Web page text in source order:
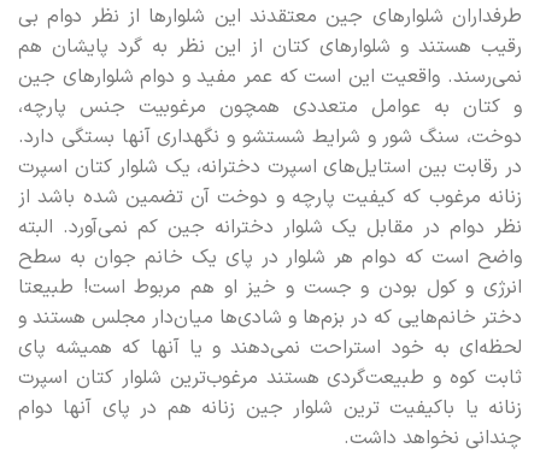
طرفداران شلوارهای جین معتقدند این شلوارها از نظر دوام بی‌
رقیب هستند و شلوارهای کتان از این نظر به گرد پایشان هم
نمی‌رسند. واقعیت این است که عمر مفید و دوام شلوارهای جین
و کتان به عوامل متعددی همچون مرغوبیت جنس پارچه،
دوخت، سنگ شور و شرایط شستشو و نگهداری آنها بستگی دارد.
در رقابت بین استایل‌های اسپرت دخترانه، یک شلوار کتان اسپرت
زنانه مرغوب که کیفیت پارچه و دوخت آن تضمین شده باشد از
نظر دوام در مقابل یک شلوار دخترانه جین کم نمی‌آورد. البته
واضح است که دوام هر شلوار در پای یک خانم جوان به سطح
انرژی و کول بودن و جست و خیز او هم مربوط است! طبیعتا
دختر خانم‌هایی که در بزم‌ها و شادی‌ها میان‌دار مجلس هستند و
لحظه‌ای به خود استراحت نمی‌دهند و یا آنها که همیشه پای
ثابت کوه و طبیعت‌گردی هستند مرغوب‌ترین شلوار کتان اسپرت
زنانه یا باکیفیت ترین شلوار جین زنانه هم در پای آنها دوام
چندانی نخواهد داشت.